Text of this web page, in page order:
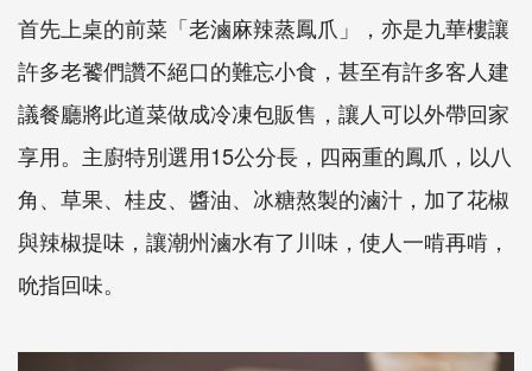
首先上桌的前菜「老滷麻辣蒸鳳爪」，亦是九華樓讓
許多老饕們讚不絕口的難忘小食，甚至有許多客人建
議餐廳將此道菜做成冷凍包販售，讓人可以外帶回家
享用。主廚特別選用15公分長，四兩重的鳳爪，以八
角、草果、桂皮、醬油、冰糖熬製的滷汁，加了花椒
與辣椒提味，讓潮州滷水有了川味，使人一啃再啃，
吮指回味。